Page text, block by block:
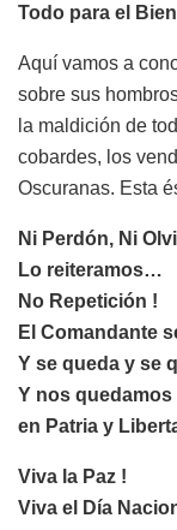
Todo para el Bien
Aquí vamos a
sobre sus
la maldición de
cobardes, los
Oscuranas. Esta
Ni Perdón, Ni
Lo reiteramos…
No Repetición !
El Comandante
Y se queda y se
Y nos quedamos
en Patria y
Viva la Paz !
Viva el Día